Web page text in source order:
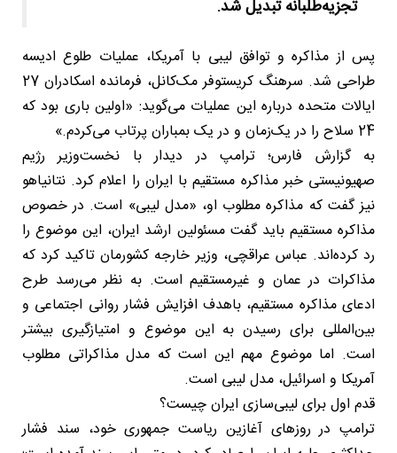
تجزیه‌طلبانه تبدیل شد.
پس از مذاکره و توافق لیبی با آمریکا، عملیات طلوع ادیسه
طراحی شد. سرهنگ کریستوفر مک‌کانل، فرمانده اسکادران 27
ایالات متحده درباره این عملیات می‌گوید: «اولین باری بود که
24 سلاح را در یک‌زمان و در یک بمباران پرتاب می‌کردم.»
به گزارش فارس؛ ترامپ در دیدار با نخست‌وزیر رژیم
صهیونیستی خبر مذاکره مستقیم با ایران را اعلام کرد. نتانیاهو
نیز گفت که مذاکره مطلوب او، «مدل لیبی» است. در خصوص
مذاکره مستقیم باید گفت مسئولین ارشد ایران، این موضوع را
رد کرده‌اند. عباس عراقچی، وزیر خارجه کشورمان تاکید کرد که
مذاکرات در عمان و غیرمستقیم است. به نظر می‌رسد طرح
ادعای مذاکره مستقیم، باهدف افزایش فشار روانی اجتماعی و
بین‌المللی برای رسیدن به این موضوع و امتیازگیری بیشتر
است. اما موضوع مهم این است که مدل مذاکراتی مطلوب
آمریکا و اسرائیل، مدل لیبی است.
قدم اول برای لیبی‌سازی ایران چیست؟
ترامپ در روزهای آغازین ریاست جمهوری خود، سند فشار